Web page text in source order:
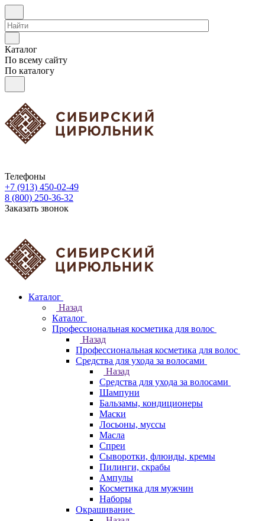
Каталог
По всему сайту
По каталогу
Телефоны
+7 (913) 450-02-49
8 (800) 250-36-32
Заказать звонок
Каталог
Назад
Каталог
Профессиональная косметика для волос
Назад
Профессиональная косметика для волос
Средства для ухода за волосами
Назад
Средства для ухода за волосами
Шампуни
Бальзамы, кондиционеры
Маски
Лосьоны, муссы
Масла
Спреи
Сыворотки, флюиды, кремы
Пилинги, скрабы
Ампулы
Косметика для мужчин
Наборы
Окрашивание